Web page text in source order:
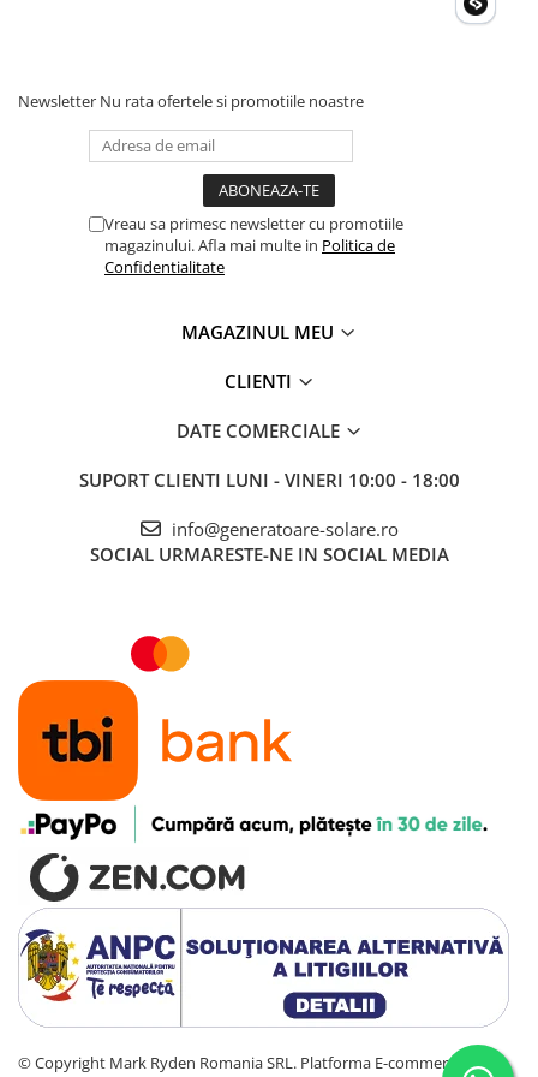
Newsletter Nu rata ofertele si promotiile noastre
Vreau sa primesc newsletter cu promotiile
magazinului. Afla mai multe in Politica de
Confidentialitate
MAGAZINUL MEU
CLIENTI
DATE COMERCIALE
SUPORT CLIENTI LUNI - VINERI 10:00 - 18:00
info@generatoare-solare.ro
SOCIAL URMARESTE-NE IN SOCIAL MEDIA
©️ Copyright Mark Ryden Romania SRL. Platforma E-commerce by